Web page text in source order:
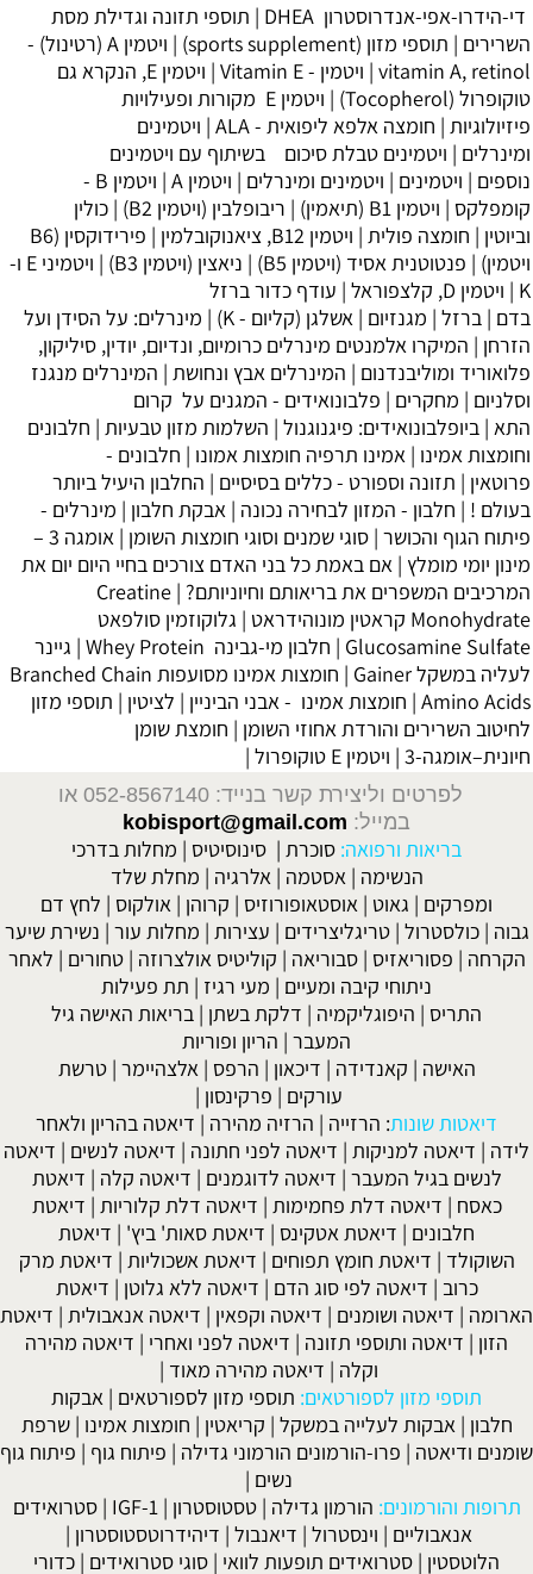
די-הידרו-אפי-אנדרוסטרון DHEA | תוספי תזונה וגדילת מסת
השרירים | תוספי מזון (sports supplement) |
ויטמין A (רטינול) -
vitamin A, retinol
| ויטמין - Vitamin E |
ויטמין E, הנקרא גם
טוקופרול (Tocopherol)
|
‏ויטמין E מקורות ופעילויות
פיזיולוגיות | חומצה אלפא ליפואית - ALA | ויטמינים
ומינרלים | ויטמינים טבלת סיכום בשיתוף עם ויטמינים
נוספים | ויטמינים | ויטמינים ומינרלים | ויטמין A |
ויטמין B -
קומפלקס | ויטמין B1 (תיאמין) | ריבופלבין (ויטמין B2) | כולין
וביוטין | חומצה פולית | ויטמין B12, ציאנוקובלמין |
פירידוקסין (B6
ויטמין) | פנטוטנית אסיד (ויטמין B5) | ניאצין (ויטמין B3) |
ויטמיני E ו-
K
| ויטמין D, קלצפוראל | עודף כדור ברזל
בדם | ברזל | מגנזיום | אשלגן (קליום - K) | מינרלים: על הסידן ועל
הזרחן | המיקרו אלמנטים מינרלים כרומיום, ונדיום, יודין, סיליקון,
פלואוריד ומוליבנדנום | המינרלים אבץ ונחושת | המינרלים מנגנז
וסלניום | מחקרים | פלבונואידים - המגנים על קרום
התא | ביופלבונואידים: פיגנוגנול | השלמות מזון טבעיות | חלבונים
וחומצות אמינו | אמינו תרפיה חומצות אמונו | חלבונים -
פרוטאין | תזונה וספורט - כללים בסיסיים | החלבון היעיל ביותר
בעולם ! | חלבון - המזון לבחירה נכונה | אבקת חלבון | מינרלים -
פיתוח הגוף והכושר | סוגי שמנים וסוגי חומצות השומן |
אומגה 3 –
מינון יומי מומלץ | אם באמת כל בני האדם צורכים בחיי היום יום את
המרכיבים המשפרים את בריאותם וחיוניותם? |
Creatine
Monohydrate קראטין מונוהידראט
| גלוקוזמין סולפאט
Glucosamine Sulfate
| חלבון מי-גבינה Whey Protein | גיינר
לעליה במשקל Gainer
|
חומצות אמינו מסועפות Branched Chain
Amino Acids
| חומצות אמינו - אבני הביניין | לציטין | תוספי מזון
לחיטוב השרירים והורדת אחוזי השומן | חומצת שומן
חיונית–אומגה-3
| ויטמין E טוקופרול |
לפרטים וליצירת קשר בנייד: 052-8567140
או
במייל: kobisport@gmail.com
בריאות ורפואה: סוכרת | סינוסיטיס | מחלות בדרכי
הנשימה | אסטמה | אלרגיה | מחלת שלד
ומפרקים | גאוט | אוסטאופורוזיס | קרוהן | אולקוס | לחץ דם
גבוה |כולסטרול |טריגליצרידים | עצירות | מחלות עור | נשירת שיער
הקרחה | פסוריאזיס |סבוריאה | קוליטיס אולצרוזה |טחורים | לאחר
ניתוחי קיבה ומעיים | מעי רגיז | תת פעילות
התריס | היפוגליקמיה | דלקת בשתן | בריאות האישה גיל
המעבר | הריון ופוריות
האישה | קאנדידה | דיכאון | הרפס | אלצהיימר |טרשת
עורקים | פרקינסון |
דיאטות שונות: הרזייה | הרזיה מהירה | דיאטה בהריון ולאחר
לידה | דיאטה למניקות | דיאטה לפני חתונה | דיאטה לנשים | דיאטה
לנשים בגיל המעבר | דיאטה לדוגמנים | דיאטה קלה | דיאטת
כאסח | דיאטה דלת פחמימות | דיאטה דלת קלוריות | דיאטת
חלבונים | דיאטת אטקינס | דיאטת סאות' ביץ' | דיאטת
השוקולד | דיאטת חומץ תפוחים | דיאטת אשכוליות | דיאטת מרק
כרוב | דיאטה לפי סוג הדם | דיאטה ללא גלוטן | דיאטת
הארומה | דיאטה ושומנים | דיאטה וקפאין | דיאטה אנאבולית | דיאטת
הזון | דיאטה ותוספי תזונה | דיאטה לפני ואחרי | דיאטה מהירה
וקלה | דיאטה מהירה מאוד |
תוספי מזון לספורטאים: תוספי מזון לספורטאים | אבקות
חלבון | אבקות לעלייה במשקל | קריאטין | חומצות אמינו |שרפת
שומנים ודיאטה | פרו-הורמונים הורמוני גדילה | פיתוח גוף | פיתוח גוף
נשים |
תרופות והורמונים: הורמון גדילה |טסטוסטרון |
IGF-1
|סטרואידים
אנאבוליים | וינסטרול | דיאנבול | דיהידרוטסטוסטרון |
הלוטסטין | סטרואידים תופעות לוואי | סוגי סטרואידים | כדורי